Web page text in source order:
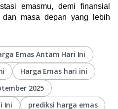
emasmu, demi finansial
masa depan yang lebih
Emas Antam Hari Ini
Harga Emas hari ini
2025
Ini
prediksi harga emas